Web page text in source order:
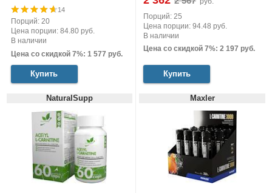
14
Порций: 20
Цена порции: 84.80 руб.
В наличии
Цена со скидкой 7%: 1 577 руб.
Купить
Порций: 25
Цена порции: 94.48 руб.
В наличии
Цена со скидкой 7%: 2 197 руб.
Купить
NaturalSupp Maxler